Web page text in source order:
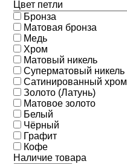
Цвет петли
Бронза
Матовая бронза
Медь
Хром
Матовый никель
Суперматовый никель
Сатинированный хром
Золото (Латунь)
Матовое золото
Белый
Чёрный
Графит
Кофе
Наличие товара